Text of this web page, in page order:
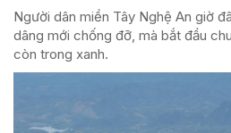
Người dân miền Tây Nghệ An giờ
dâng mới chống đỡ, mà bắt đầu
còn trong xanh.